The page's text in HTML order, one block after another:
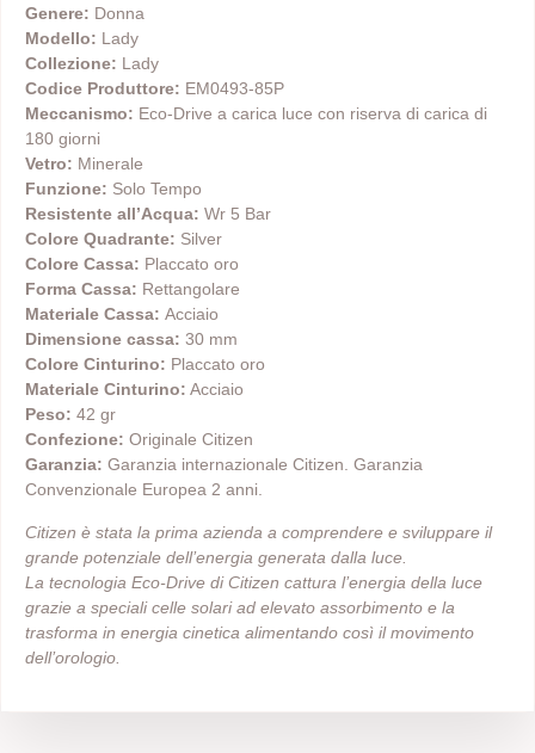
Genere: Donna
Modello: Lady
Collezione: Lady
Codice Produttore: EM0493-85P
Meccanismo: Eco-Drive a carica luce con riserva di carica di
180 giorni
Vetro: Minerale
Funzione: Solo Tempo
Resistente all’Acqua: Wr 5 Bar
Colore Quadrante: Silver
Colore Cassa: Placcato oro
Forma Cassa: Rettangolare
Materiale Cassa: Acciaio
Dimensione cassa: 30 mm
Colore Cinturino: Placcato oro
Materiale Cinturino: Acciaio
Peso: 42 gr
Confezione: Originale Citizen
Garanzia: Garanzia internazionale Citizen. Garanzia
Convenzionale Europea 2 anni.
Citizen è stata la prima azienda a comprendere e sviluppare il
grande potenziale dell’energia generata dalla luce.
La tecnologia Eco-Drive di Citizen cattura l’energia della luce
grazie a speciali celle solari ad elevato assorbimento e la
trasforma in energia cinetica alimentando così il movimento
dell’orologio.